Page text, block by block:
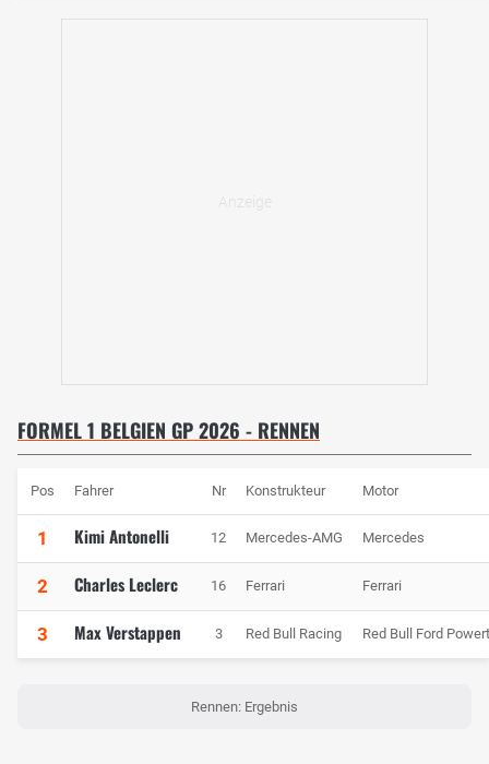
FORMEL 1 BELGIEN GP 2026 - RENNEN
Pos Fahrer Nr Konstrukteur Motor
1 Kimi Antonelli 12 Mercedes-AMG Mercedes
2 Charles Leclerc 16 Ferrari Ferrari
3 Max Verstappen 3 Red Bull Racing Red Bull Ford
Rennen: Ergebnis